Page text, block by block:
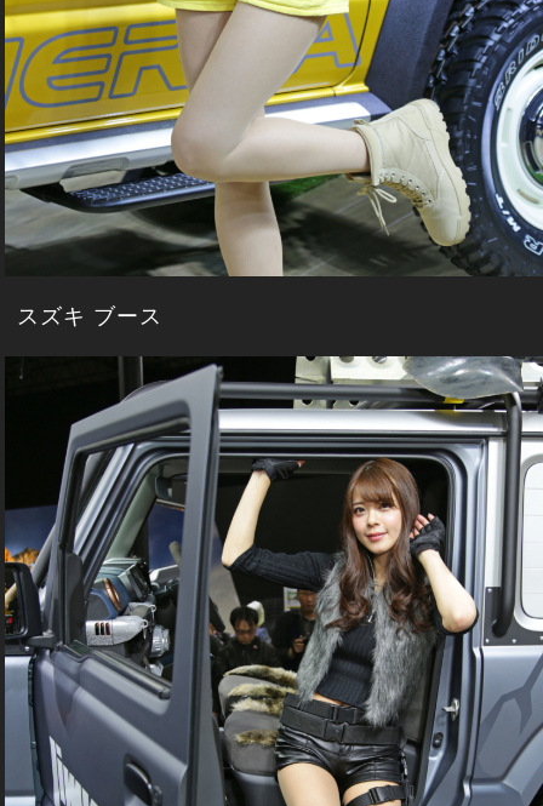
スズキ ブース